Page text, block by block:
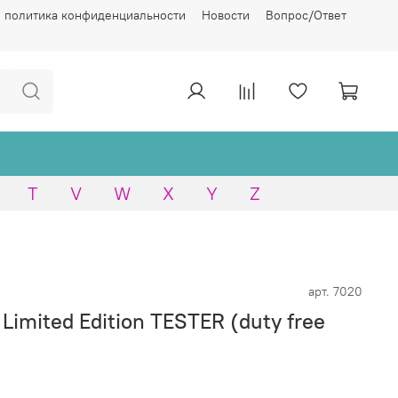
конфиденциальности Новости Вопрос/Ответ
T V W X Y Z
арт. 7020
Edition TESTER (duty free